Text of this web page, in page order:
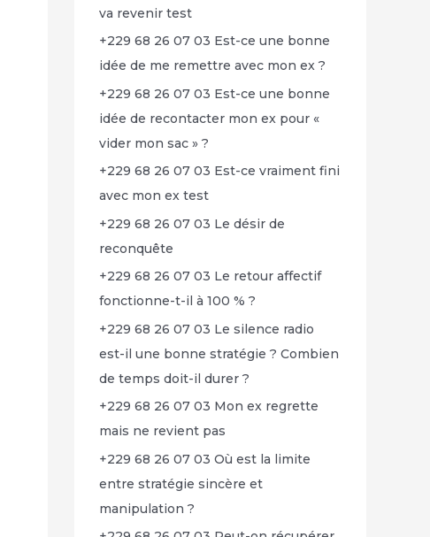
va revenir test
+229 68 26 07 03 Est-ce une bonne
idée de me remettre avec mon ex ?
+229 68 26 07 03 Est-ce une bonne
idée de recontacter mon ex pour «
vider mon sac » ?
+229 68 26 07 03 Est-ce vraiment fini
avec mon ex test
+229 68 26 07 03 Le désir de
reconquête
+229 68 26 07 03 Le retour affectif
fonctionne-t-il à 100 % ?
+229 68 26 07 03 Le silence radio
est-il une bonne stratégie ? Combien
de temps doit-il durer ?
+229 68 26 07 03 Mon ex regrette
mais ne revient pas
+229 68 26 07 03 Où est la limite
entre stratégie sincère et
manipulation ?